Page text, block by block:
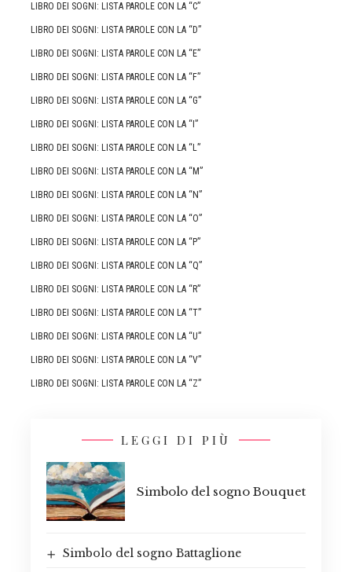
LIBRO DEI SOGNI: LISTA PAROLE CON LA “C”
LIBRO DEI SOGNI: LISTA PAROLE CON LA “D”
LIBRO DEI SOGNI: LISTA PAROLE CON LA “E”
LIBRO DEI SOGNI: LISTA PAROLE CON LA “F”
LIBRO DEI SOGNI: LISTA PAROLE CON LA “G”
LIBRO DEI SOGNI: LISTA PAROLE CON LA “I”
LIBRO DEI SOGNI: LISTA PAROLE CON LA “L”
LIBRO DEI SOGNI: LISTA PAROLE CON LA “M”
LIBRO DEI SOGNI: LISTA PAROLE CON LA “N”
LIBRO DEI SOGNI: LISTA PAROLE CON LA “O”
LIBRO DEI SOGNI: LISTA PAROLE CON LA “P”
LIBRO DEI SOGNI: LISTA PAROLE CON LA “Q”
LIBRO DEI SOGNI: LISTA PAROLE CON LA “R”
LIBRO DEI SOGNI: LISTA PAROLE CON LA “T”
LIBRO DEI SOGNI: LISTA PAROLE CON LA “U”
LIBRO DEI SOGNI: LISTA PAROLE CON LA “V”
LIBRO DEI SOGNI: LISTA PAROLE CON LA “Z”
LEGGI DI PIÙ
Simbolo del sogno Bouquet
Simbolo del sogno Battaglione